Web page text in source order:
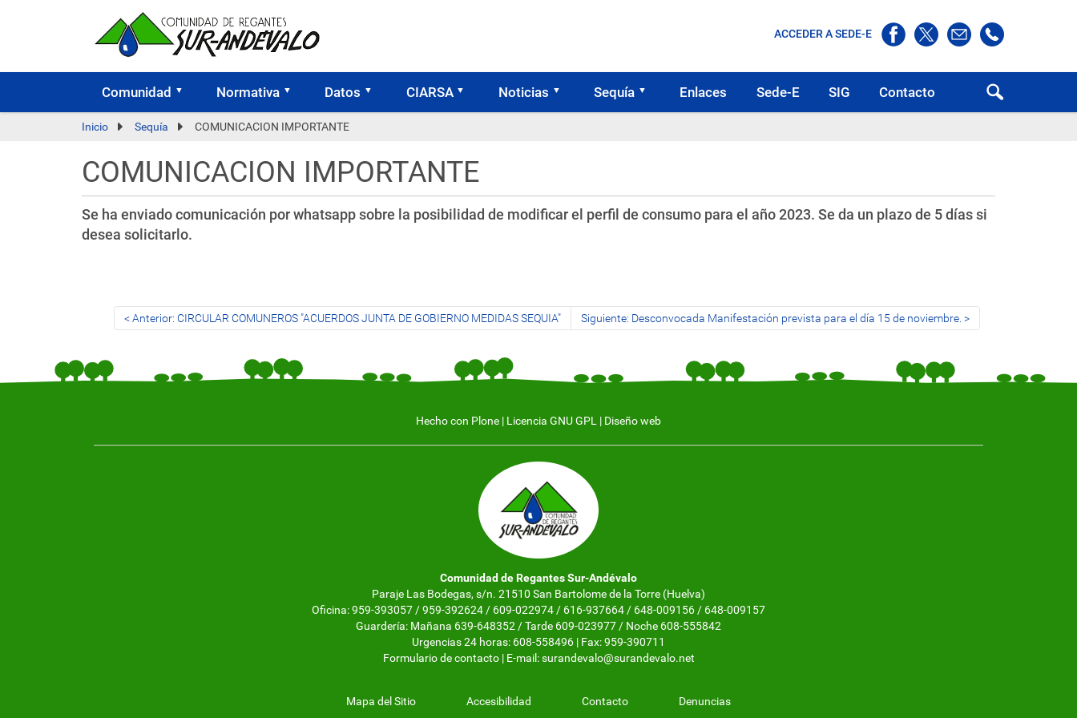
Comunidad Normativa Datos CIARSA Noticias Sequía Enlaces Sede-E SIG Contacto
ACCEDER A SEDE-E
Inicio Sequía COMUNICACION IMPORTANTE
COMUNICACION IMPORTANTE
Se ha enviado comunicación por whatsapp sobre la posibilidad de modificar el perfil de consumo para el año 2023. Se da un plazo de 5 días si
desea solicitarlo.
Anterior: CIRCULAR COMUNEROS "ACUERDOS JUNTA DE GOBIERNO MEDIDAS SEQUIA" Siguiente: Desconvocada Manifestación prevista para el día 15 de noviembre.
Hecho con Plone | Licencia GNU GPL | Diseño web
Comunidad de Regantes Sur-Andévalo
Paraje Las Bodegas, s/n. 21510 San Bartolome de la Torre (Huelva)
Oficina: 959-393057 / 959-392624 / 609-022974 / 616-937664 / 648-009156 / 648-009157
Guardería: Mañana 639-648352 / Tarde 609-023977 / Noche 608-555842
Urgencias 24 horas: 608-558496 | Fax: 959-390711
Formulario de contacto| E-mail:surandevalo@surandevalo.net
Mapa del Sitio Accesibilidad Contacto Denuncias